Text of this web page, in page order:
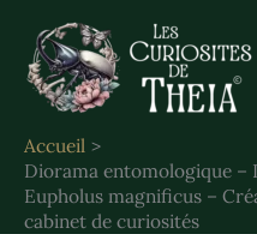
contenu
Accueil
Diorama entomologique –
Eupholus magnificus –
cabinet de curiosités